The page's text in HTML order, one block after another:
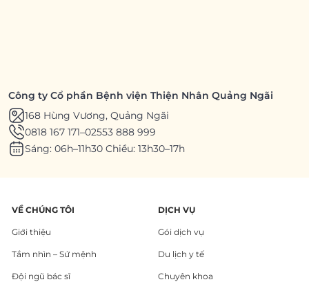
Công ty Cổ phần Bệnh viện Thiện Nhân Quảng Ngãi
168 Hùng Vương, Quảng Ngãi
0818 167 171–02553 888 999
Sáng: 06h–11h30 Chiều: 13h30–17h
VỀ CHÚNG TÔI
Giới thiệu
Tầm nhìn – Sứ mệnh
Đội ngũ bác sĩ
DỊCH VỤ
Gói dịch vụ
Du lịch y tế
Chuyên khoa